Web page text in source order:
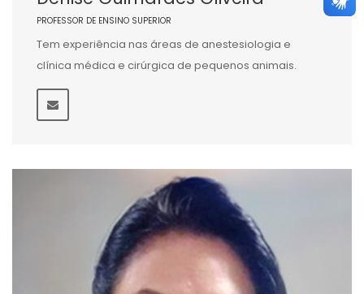
PROFESSOR DE ENSINO SUPERIOR
Tem experiência nas áreas de anestesiologia e
clínica médica e cirúrgica de pequenos animais.